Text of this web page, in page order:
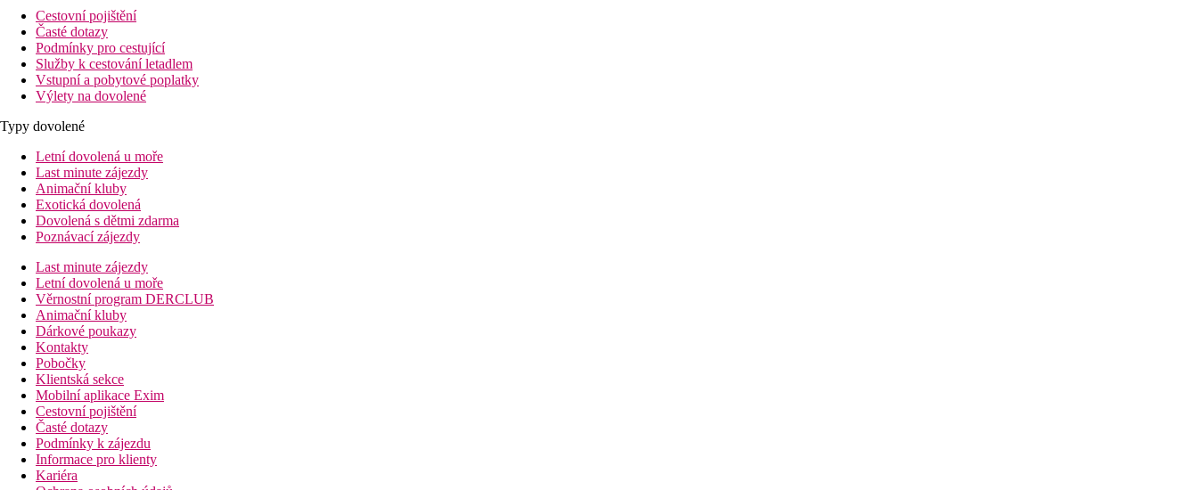
Cestovní pojištění
Časté dotazy
Podmínky pro cestující
Služby k cestování letadlem
Vstupní a pobytové poplatky
Výlety na dovolené
Typy dovolené
Letní dovolená u moře
Last minute zájezdy
Animační kluby
Exotická dovolená
Dovolená s dětmi zdarma
Poznávací zájezdy
Last minute zájezdy
Letní dovolená u moře
Věrnostní program DERCLUB
Animační kluby
Dárkové poukazy
Kontakty
Pobočky
Klientská sekce
Mobilní aplikace Exim
Cestovní pojištění
Časté dotazy
Podmínky k zájezdu
Informace pro klienty
Kariéra